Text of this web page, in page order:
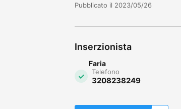
Pubblicato il 2023/05/26
Inserzionista
Faria
Telefono
3208238249